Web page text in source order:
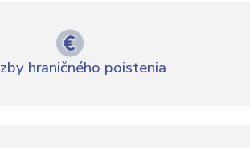
hraničného poistenia